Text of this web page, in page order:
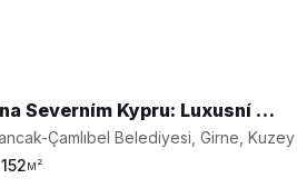
Nemovitosti na Severním Kypru: Luxusní vila 3+1 v Laptě s výhledem na moře a hory SV-3168
152м²